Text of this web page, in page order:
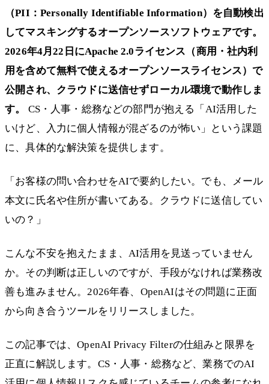
（PII：Personally Identifiable Information）を自動検出
してマスキングするオープンソースソフトウェアです。
2026年4月22日にApache 2.0ライセンス（商用・社内利
用を含めて無料で使えるオープンソースライセンス）で
公開され、クラウドに送信せずローカル環境で動作しま
す。
CS・人事・総務などの部門が抱える「AI活用した
いけど、入力に個人情報が混ざるのが怖い」という課題
に、具体的な解決策を提供します。
「お客様の問い合わせをAIで要約したい。でも、メール
本文に氏名や住所が書いてある。クラウドに送信してい
いの？」
こんな不安を抱えたまま、AI活用を見送っていません
か。その判断は正しいのですが、手段がなければ業務改
善も進みません。2026年春、OpenAIはその問題に正面
から向き合うツールをリリースしました。
この記事では、OpenAI Privacy Filterの仕組みと限界を
正直に解説します。CS・人事・総務など、業務でのAI